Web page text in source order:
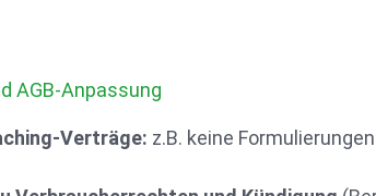
AGB-Anpassung
Verträge: z.B. keine